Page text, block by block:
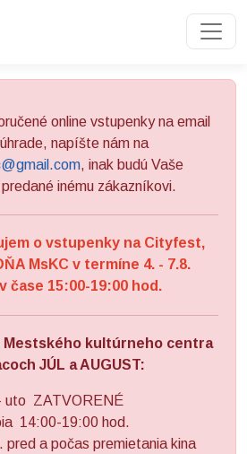
online vstupenky na email
napíšte nám na
, inak budú Vaše
inému zákazníkovi.
o vstupenky na Cityfest,
MsKC v termíne 4. - 7.8.
čase 15:00-19:00 hod.
Mestského kultúrneho centra
JÚL a AUGUST:
uto ZATVORENÉ
14:00-19:00 hod.
pred a počas premietania kina